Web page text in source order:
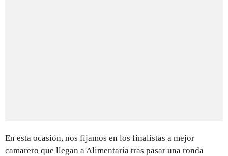
En esta ocasión, nos fijamos en los finalistas a mejor
camarero que llegan a Alimentaria tras pasar una ronda